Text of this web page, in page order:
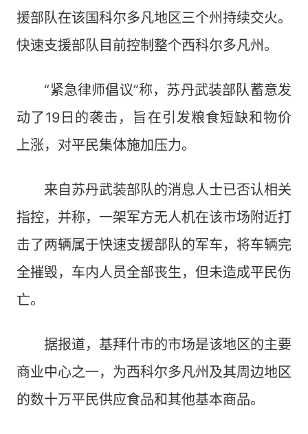
援部队在该国科尔多凡地区三个州持续交火。
快速支援部队目前控制整个西科尔多凡州。
“紧急律师倡议”称，苏丹武装部队蓄意发
动了19日的袭击，旨在引发粮食短缺和物价
上涨，对平民集体施加压力。
来自苏丹武装部队的消息人士已否认相关
指控，并称，一架军方无人机在该市场附近打
击了两辆属于快速支援部队的军车，将车辆完
全摧毁，车内人员全部丧生，但未造成平民伤
亡。
据报道，基拜什市的市场是该地区的主要
商业中心之一，为西科尔多凡州及其周边地区
的数十万平民供应食品和其他基本商品。